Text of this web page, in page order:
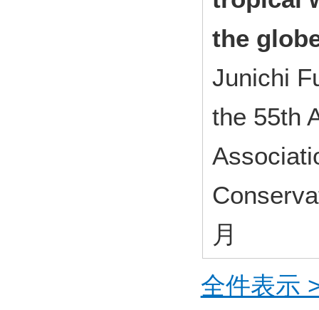
the
Junichi
the 55th
月
全件表示